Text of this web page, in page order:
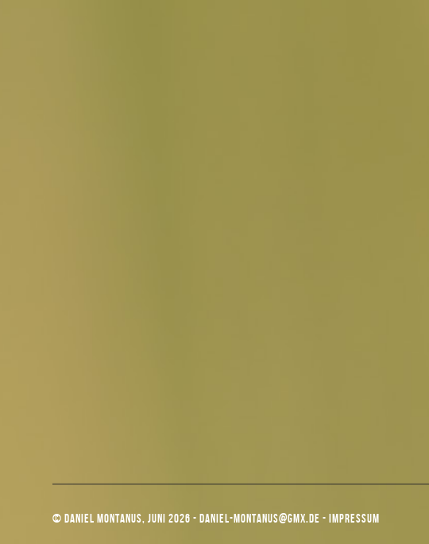
© DANIEL MONTANUS, JUNI 2026 - DANIEL-MONTANUS@GMX.DE - IMPRESSUM